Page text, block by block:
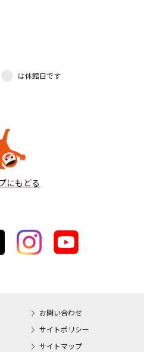
は休館日です
にもどる
お問い合わせ
サイトポリシー
サイトマップ